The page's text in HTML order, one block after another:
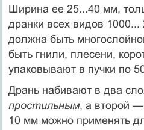
Ширина ее 25...40 мм,
дранки всех видов
должна быть
быть гнили, плесени,
упаковывают в пучки по
Дрань набивают в два
простильным, а второй —
10 мм можно применять